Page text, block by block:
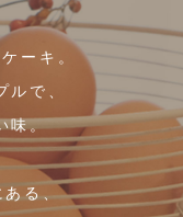
ーキ。
ルで、
味。
ある、